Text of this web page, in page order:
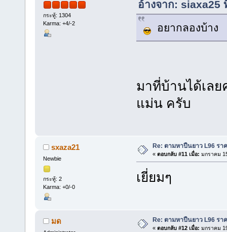
กระทู้: 1304
Karma: +4/-2
อ้างจาก: siaxa25
อยากลองบ้าง
มาที่บ้านได้เล
แม่น ครับ
sxaza21
Newbie
กระทู้: 2
Karma: +0/-0
Re: ตามหาปืนยาว L96 รา
« ตอบกลับ #11 เมื่อ: มกราคม
เยี่ยมๆ
มด Re: ตามหาปืนยาว L96 รา
« ตอบกลับ #12 เมื่อ: มกราคม